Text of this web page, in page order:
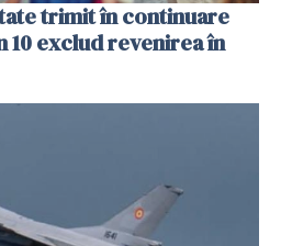
trimit în continuare
10 exclud revenirea în